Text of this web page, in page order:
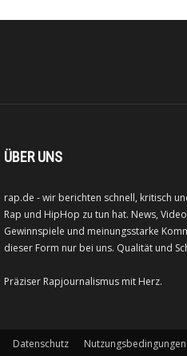
ÜBER UNS
rap.de - wir berichten schnell, kritisch
Rap und HipHop zu tun hat. News,
Gewinnspiele und meinungsstarke
dieser Form nur bei uns. Qualität und
Präziser Rapjournalismus mit Herz.
Datenschutz Nutzungsbedingungen